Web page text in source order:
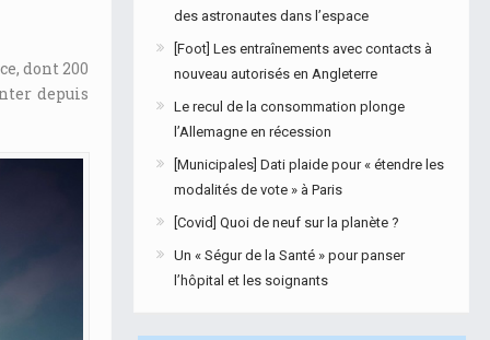
dont 200
depuis
des astronautes dans l’espace
[Foot] Les entraînements avec contacts à
nouveau autorisés en Angleterre
Le recul de la consommation plonge
l’Allemagne en récession
[Municipales] Dati plaide pour « étendre les
modalités de vote » à Paris
[Covid] Quoi de neuf sur la planète ?
Un « Ségur de la Santé » pour panser
l’hôpital et les soignants